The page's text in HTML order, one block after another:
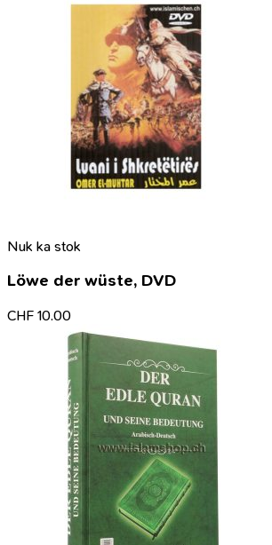
Nuk ka stok
Löwe der wüste, DVD
CHF 10.00